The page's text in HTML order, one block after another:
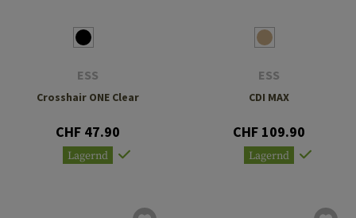
ESS
Crosshair ONE Clear
CHF 47.90
Lagernd
ESS
CDI MAX
CHF 109.90
Lagernd